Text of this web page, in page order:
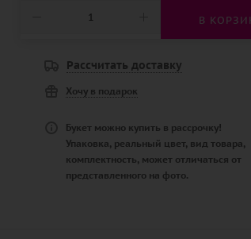
В
Рассчитать доставку
Хочу в подарок
Букет можно купить в рассрочку!
Упаковка, реальный цвет, вид товара,
комплектность, может отличаться от
представленного на фото.